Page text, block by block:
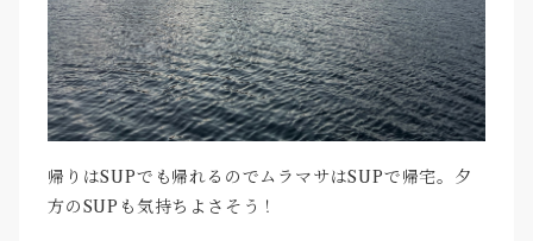
帰りはSUPでも帰れるのでムラマサはSUPで帰宅。夕
方のSUPも気持ちよさそう！